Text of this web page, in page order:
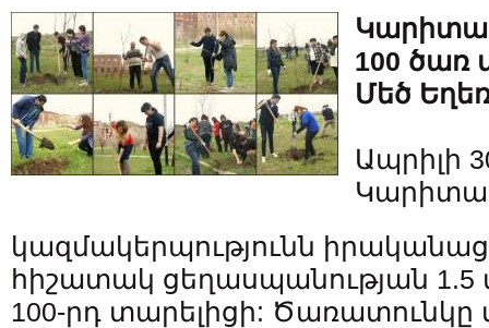
100 ծառ
Մեծ
Ապրիլի
կազմակերպությունն
հիշատակ ցեղասպանության
100-րդ տարելիցի: Ծառատունկը